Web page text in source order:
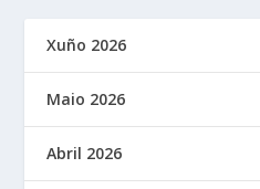
Xuño 2026
Maio 2026
Abril 2026